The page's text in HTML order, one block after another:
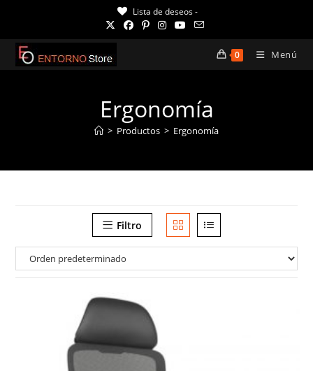
contenido
Lista de deseos -
0 Menú
Ergonomía
> Productos > Ergonomía
Filtro
¡OFERTA!